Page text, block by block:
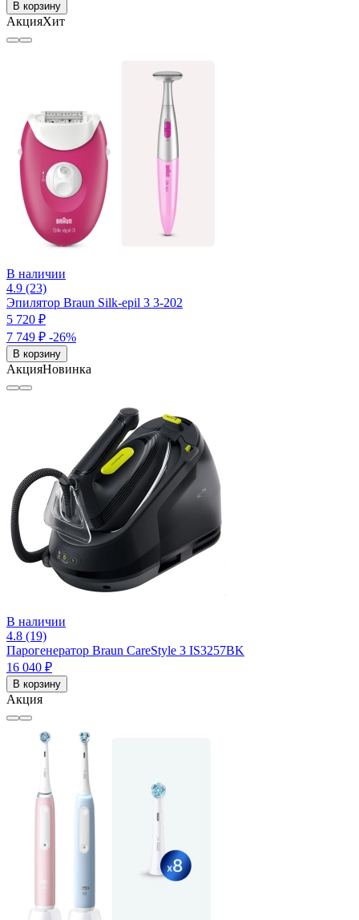
В корзину
АкцияХит
В наличии
4.9 (23)
Эпилятор Braun Silk-epil 3 3-202
5 720 ₽
7 749 ₽ -26%
В корзину
АкцияНовинка
В наличии
4.8 (19)
Парогенератор Braun CareStyle 3 IS3257BK
16 040 ₽
В корзину
Акция